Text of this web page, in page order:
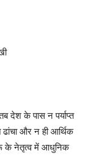
देश के पास न पर्याप्त
और न ही आर्थिक
के नेतृत्व में आधुनिक